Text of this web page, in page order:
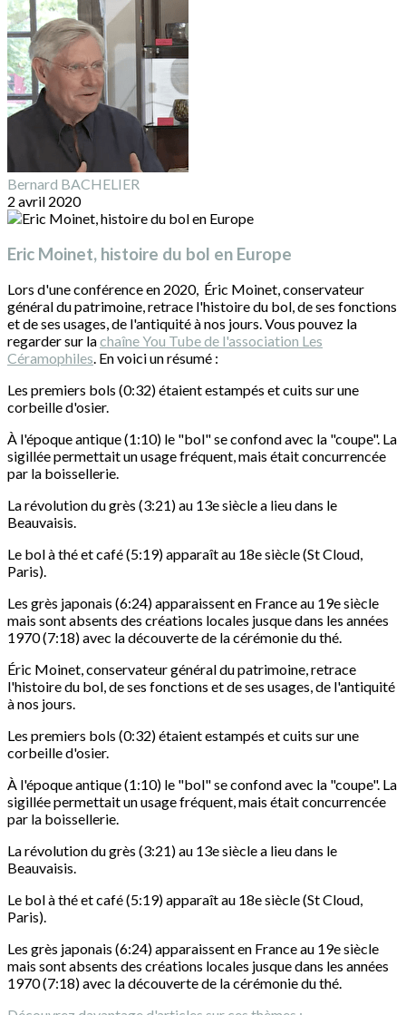
Bernard BACHELIER
2 avril 2020
Eric Moinet, histoire du bol en Europe
Lors d'une conférence en 2020, Éric Moinet, conservateur
général du patrimoine, retrace l'histoire du bol, de ses fonctions
et de ses usages, de l'antiquité à nos jours. Vous pouvez la
regarder sur lachaîne You Tube de l'association Les
Céramophiles. En voici un résumé :
Les premiers bols (0:32) étaient estampés et cuits sur une
corbeille d'osier.
À l'époque antique (1:10) le "bol" se confond avec la "coupe". La
sigillée permettait un usage fréquent, mais était concurrencée
par la boissellerie.
La révolution du grès (3:21) au 13e siècle a lieu dans le
Beauvaisis.
Le bol à thé et café (5:19) apparaît au 18e siècle (St Cloud,
Paris).
Les grès japonais (6:24) apparaissent en France au 19e siècle
mais sont absents des créations locales jusque dans les années
1970 (7:18) avec la découverte de la cérémonie du thé.
Éric Moinet, conservateur général du patrimoine, retrace
l'histoire du bol, de ses fonctions et de ses usages, de l'antiquité
à nos jours.
Les premiers bols (0:32) étaient estampés et cuits sur une
corbeille d'osier.
À l'époque antique (1:10) le "bol" se confond avec la "coupe". La
sigillée permettait un usage fréquent, mais était concurrencée
par la boissellerie.
La révolution du grès (3:21) au 13e siècle a lieu dans le
Beauvaisis.
Le bol à thé et café (5:19) apparaît au 18e siècle (St Cloud,
Paris).
Les grès japonais (6:24) apparaissent en France au 19e siècle
mais sont absents des créations locales jusque dans les années
1970 (7:18) avec la découverte de la cérémonie du thé.